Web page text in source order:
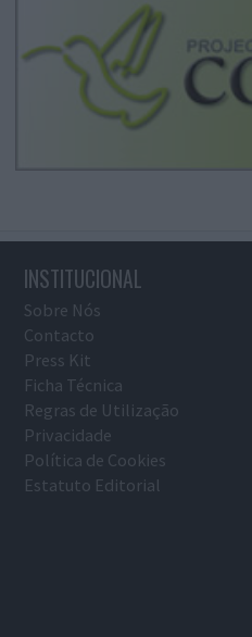
INSTITUCIONAL
Sobre Nós
Contacto
Press Kit
Ficha Técnica
Regras de Utilização
Privacidade
Política de Cookies
Estatuto Editorial